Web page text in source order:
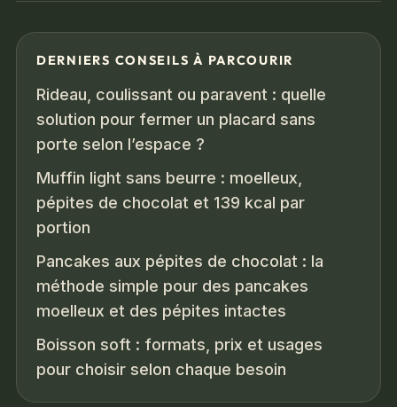
DERNIERS CONSEILS À PARCOURIR
Rideau, coulissant ou paravent : quelle
solution pour fermer un placard sans
porte selon l’espace ?
Muffin light sans beurre : moelleux,
pépites de chocolat et 139 kcal par
portion
Pancakes aux pépites de chocolat : la
méthode simple pour des pancakes
moelleux et des pépites intactes
Boisson soft : formats, prix et usages
pour choisir selon chaque besoin